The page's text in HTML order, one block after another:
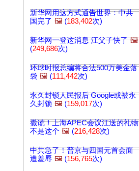
新华网用这方式通告世界：中共
国完了 🖼️ (183,402次)
新华网一登这消息 江父子快了 🖼️
(249,686次)
环球时报总编将合法500万美金落
袋 🖼️ (111,442次)
永久封锁人民报后 Google或被永
久封锁 🖼️ (159,017次)
撒谎！上海APEC会议江送的礼物
不是这个 🖼️ (216,428次)
中共急了！普京与四国元首会面
遭羞辱 🖼️ (156,765次)